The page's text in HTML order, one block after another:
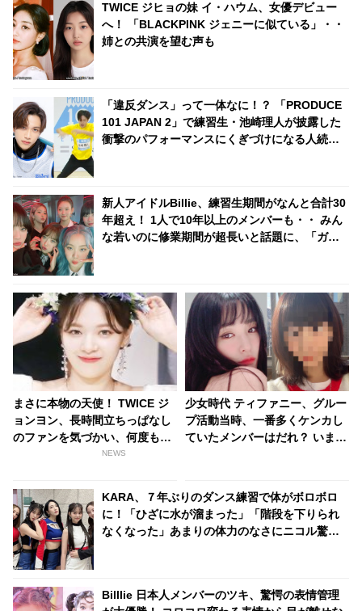
TWICE ジヒョの妹 イ・ハウム、女優デビュー
へ！ 「BLACKPINK ジェニーに似ている」・・
姉との共演を望む声も
「違反ダンス」って一体なに！？ 「PRODUCE
101 JAPAN 2」で練習生・池崎理人が披露した
衝撃のパフォーマンスにくぎづけになる人続
新人アイドルBillie、練習生期間がなんと合計30
年超え！ 1人で10年以上のメンバーも・・ みん
な若いのに修業期間が超長いと話題に、「ガル
まさに本物の天使！ TWICE ジ
ョンヨン、長時間立ちっぱなし
のファンを気づかい、何度も水
を届けようとする心優しい行動
NEWS
少女時代 ティファニー、グルー
プ活動当時、一番多くケンカし
ていたメンバーはだれ？ いまも
KARA、７年ぶりのダンス練習で体がボロボロ
に！「ひざに水が溜まった」「階段を下りられ
なくなった」あまりの体力のなさにニコル驚
Billlie 日本人メンバーのツキ、驚愕の表情管理